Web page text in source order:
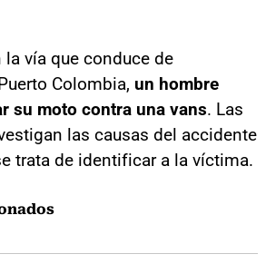
la vía que conduce de
Colombia, un hombre
su moto contra una vans. Las
las causas del accidente
trata de identificar a la víctima.